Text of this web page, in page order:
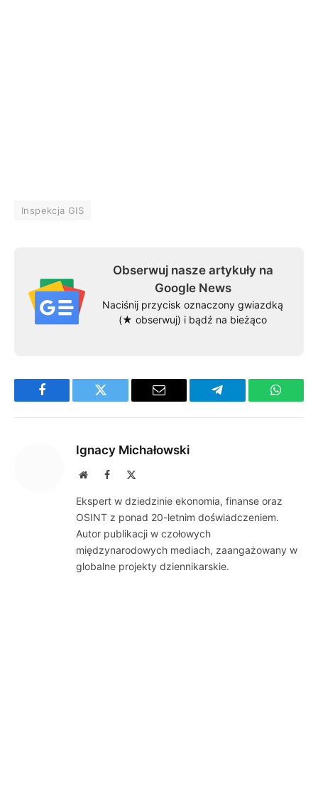
Inspekcja GIS
Obserwuj nasze artykuły na
Google News
Naciśnij przycisk oznaczony gwiazdką
(★ obserwuj) i bądź na bieżąco
Facebook Twitter Email Telegram
Ignacy Michałowski
WebsiteFacebook
Ekspert w dziedzinie ekonomia, finanse oraz
OSINT z ponad 20-letnim doświadczeniem.
Autor publikacji w czołowych
międzynarodowych mediach, zaangażowany w
globalne projekty dziennikarskie.